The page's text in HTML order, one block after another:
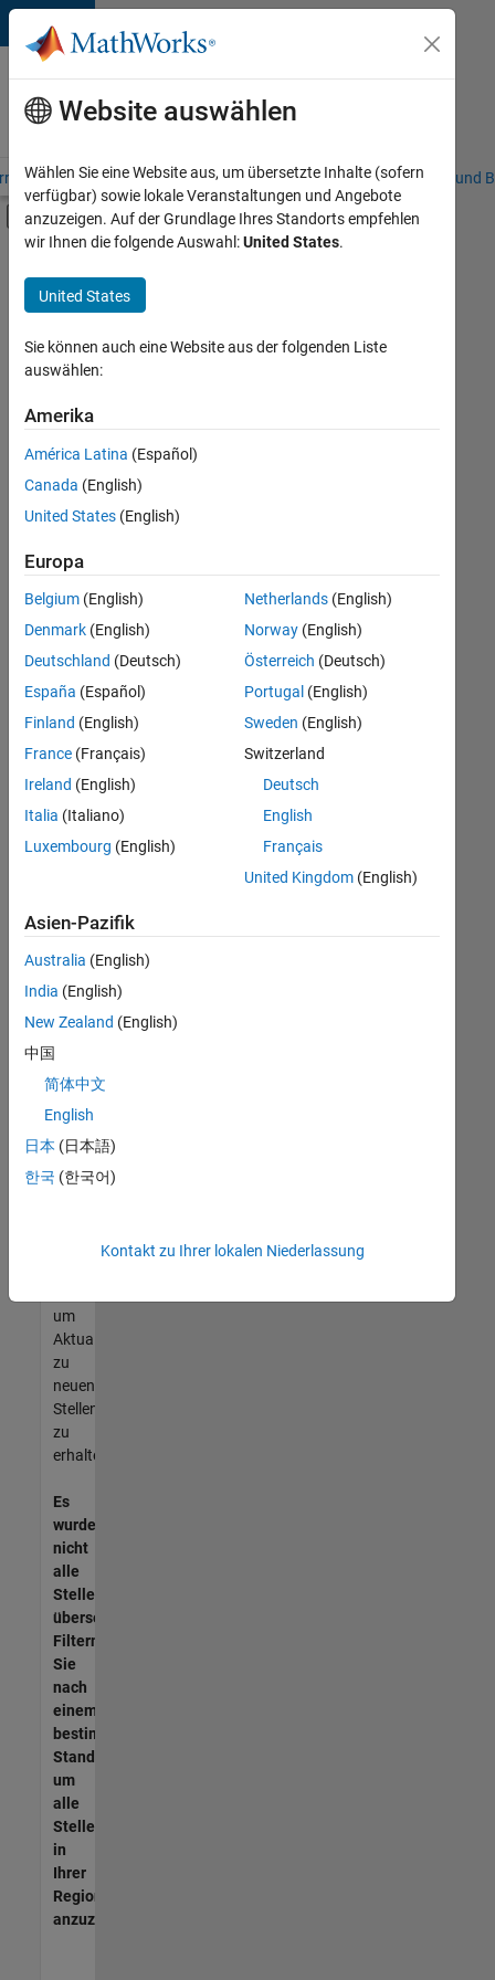
Weiter zum Inhalt
Karriere
bei
MathWorks
– Übersicht Stellensuche Niederlassungen Studierende und
Umschaltung für Off-Canvas-
Hauptinhalt
Customer Support
Education Sales
Inside Sales
Marketing Communications
Business Model Team
+5
Derzeit
es
keine
offenen
Stellen,
Ihren
Suchkriterien
entsprechen.
können
die
Suchkriterien
weiter
fassen
oder
alle
Stellenangebote
anzeigen .
noch
keine
offenen
Stellen
können,
die
Ihren
entsprechen,
werden
unseres
um
Aktualisierungen
zu
neuen
Stellenangeboten
zu
erhalten.
Es
wurden
nicht
alle
Stellen
übersetzt.
Filtern
Sie
nach
einem
bestimmten
Standort,
um
alle
Stellenangebote
in
Ihrer
Region
anzuzeigen.
Website auswählen
Wählen Sie eine Website aus, um übersetzte Inhalte (sofern
verfügbar) sowie lokale Veranstaltungen und Angebote
anzuzeigen. Auf der Grundlage Ihres Standorts empfehlen
wir Ihnen die folgende Auswahl:United States.
United States
Sie können auch eine Website aus der folgenden Liste
auswählen:
Amerika
América Latina (Español)
Canada (English)
United States (English)
Europa
Belgium (English)
Denmark (English)
Deutschland (Deutsch)
España (Español)
Finland (English)
France (Français)
Ireland (English)
Italia (Italiano)
Luxembourg (English)
Netherlands(English)
Norway(English)
Österreich (Deutsch)
Portugal (English)
Sweden (English)
Switzerland
Deutsch
English
Français
United Kingdom(English)
Asien-Pazifik
Australia (English)
India (English)
New Zealand (English)
中国
简体中文
English
日本 (日本語)
한국 (한국어)
Kontakt zu Ihrer lokalen Niederlassung